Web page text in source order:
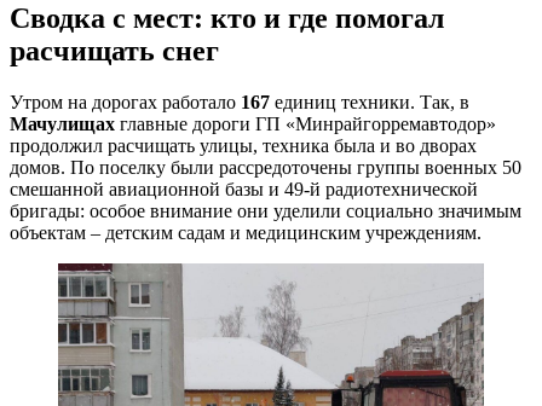
Сводка с мест: кто и где помогал
расчищать снег
Утром на дорогах работало 167 единиц техники. Так, в
Мачулищах главные дороги ГП «Минрайгорремавтодор»
продолжил расчищать улицы, техника была и во дворах
домов. По поселку были рассредоточены группы военных 50
смешанной авиационной базы и 49-й радиотехнической
бригады: особое внимание они уделили социально значимым
объектам – детским садам и медицинским учреждениям.